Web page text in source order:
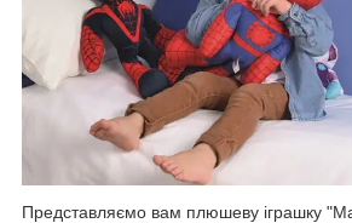
Представляємо вам плюшеву іграшку